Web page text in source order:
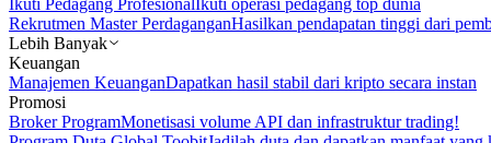
Ikuti Pedagang ProfesionalIkuti operasi pedagang top dunia
Rekrutmen Master PerdaganganHasilkan pendapatan tinggi dari
Lebih Banyak
Keuangan
Manajemen KeuanganDapatkan hasil stabil dari kripto secara instan
Promosi
Broker ProgramMonetisasi volume API dan infrastruktur trading!